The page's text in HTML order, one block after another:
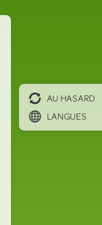
AU HASARD
LANGUES